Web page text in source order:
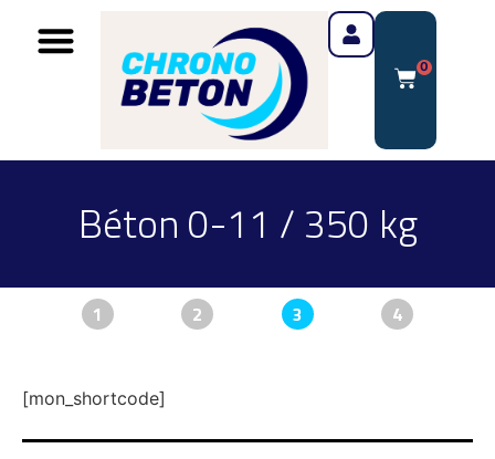
0
Béton 0-11 / 350 kg
1 2 3 4
[mon_shortcode]